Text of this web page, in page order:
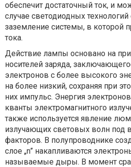
обеспечит достаточный ток, и
случае светодиодных
заземление системы, в которой
тока.
Действие лампы основано на
носителей заряда,
электронов с более высокого
на более низкий, сохраняя при
них импульс. Энергия
кванты электромагнитного
также используется явление
излучающих световых волн под
факторов. В полупроводнике
слое „n” накапливаются
называемые дыры. В момент